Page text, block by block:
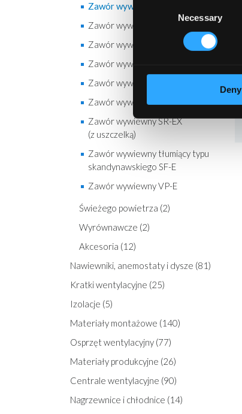
Necessary
Deny
Zawór wywiewny KPF
Zawór wywiewny KSU
Zawór wywiewny KU
Zawór wywiewny KVB
Zawór wywiewny KVG
Zawór wywiewny SR-E
Zawór wywiewny SR-EX
(z uszczelką)
Zawór wywiewny tłumiący typu
skandynawskiego SF-E
Zawór wywiewny VP-E
Świeżego powietrza (2)
Wyrównawcze (2)
Akcesoria (12)
Nawiewniki, anemostaty i dysze (81)
Kratki wentylacyjne (25)
Izolacje (5)
Materiały montażowe (140)
Osprzęt wentylacyjny (77)
Materiały produkcyjne (26)
Centrale wentylacyjne (90)
Nagrzewnice i chłodnice (14)